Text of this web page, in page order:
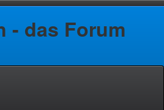
- das Forum